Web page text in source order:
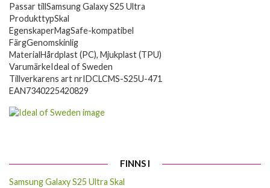
Passar tillSamsung Galaxy S25 Ultra
ProdukttypSkal
EgenskaperMagSafe-kompatibel
FärgGenomskinlig
MaterialHårdplast (PC), Mjukplast (TPU)
VarumärkeIdeal of Sweden
Tillverkarens art nrIDCLCMS-S25U-471
EAN7340225420829
FINNS I
Samsung Galaxy S25 Ultra Skal